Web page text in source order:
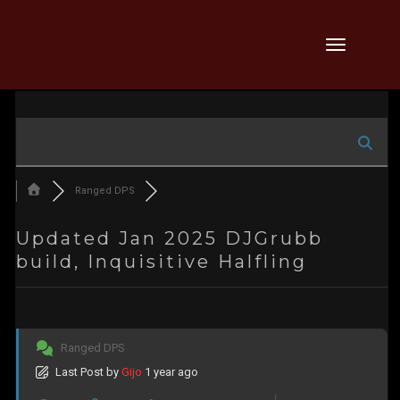
content
Toggle
Ranged DPS
Updated Jan 2025 DJGrubb
build, Inquisitive Halfling
Ranged DPS
Last Post by Gijo 1 year ago